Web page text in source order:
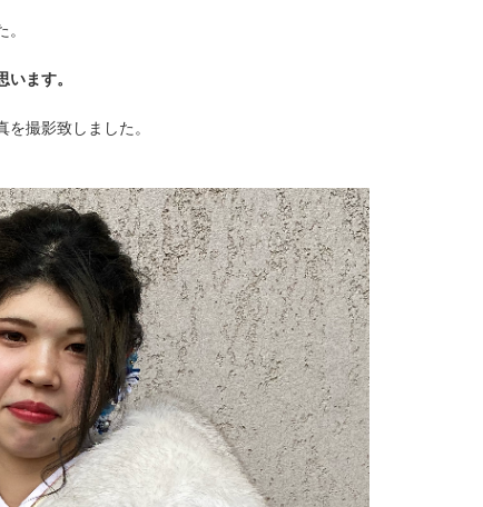
ます。
撮影致しました。